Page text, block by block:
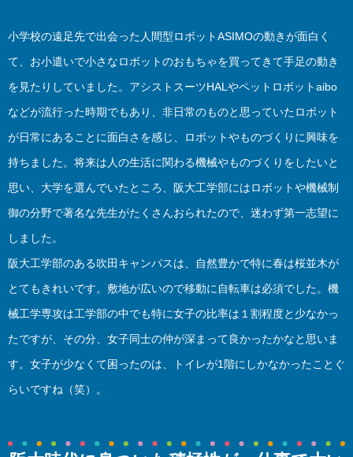
小学校の遠足先で出会った人間型ロボットASIMOの動きが面白く
て、お小遣いで小さなロボットのおもちゃを買ってきて手足の動き
を見たりしていました。アシストスーツHALやペットロボットaibo
などが流行った時期でもあり、非日常のものと思っていたロボット
が日常にあることに面白さを感じ、ロボットやものづくりに興味を
持ちました。将来は人の生活に関わる機械やものづくりをしたいと
思い、大学を選んでいたところ、阪大工学部にはロボットや機械制
御の分野で著名な先生がたくさんおられたので、迷わず第一志望に
しました。
阪大工学部のある吹田キャンパスは、自然豊かで特に春は桜並木が
とてもきれいです。敷地が広いので移動に自転車は必須でした。機
械工学専攻は工学部の中でも特に女子の比率は１割程度と少なかっ
たですが、その分、女子同士の仲が深まって良かったかなと思いま
す。女子が少なくて困ったのは、トイレが1階にしかなかったことぐ
らいですね（笑）。